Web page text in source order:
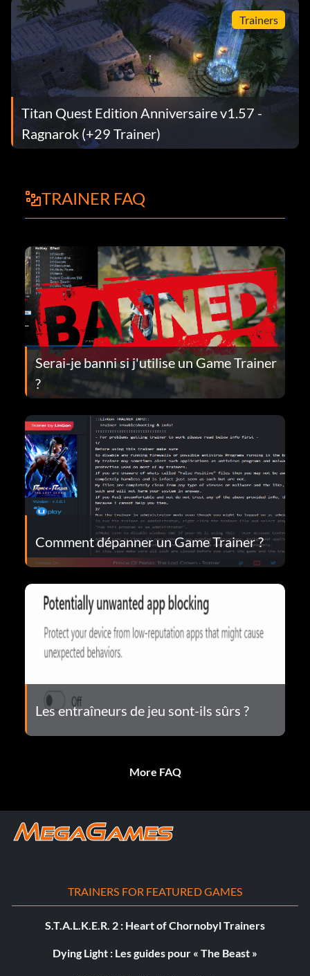
Trainers
Titan Quest Edition Anniversaire v1.57 -
Ragnarok (+29 Trainer)
TRAINER FAQ
Serai-je banni si j'utilise un Game Trainer
?
Comment dépanner un Game Trainer ?
Les entraîneurs de jeu sont-ils sûrs ?
More FAQ
TRAINERS FOR FEATURED GAMES
S.T.A.L.K.E.R. 2 : Heart of Chornobyl Trainers
Dying Light : Les guides pour « The Beast »